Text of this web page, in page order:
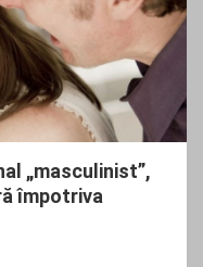
„masculinist”,
împotriva